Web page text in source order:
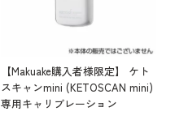
【Makuake購入者様限定】 ケト
スキャンmini (KETOSCAN mini)
専用キャリブレーション